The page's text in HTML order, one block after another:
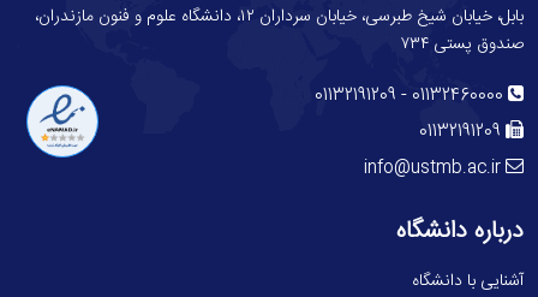
بابل، خیابان شیخ طبرسی، خیابان سرداران ۱۲، دانشگاه علوم و فنون مازندران،
صندوق پستی ۷۳۴
01132460000
-
01132191209
01132191209
info@ustmb.ac.ir
درباره دانشگاه
آشنایی با دانشگاه